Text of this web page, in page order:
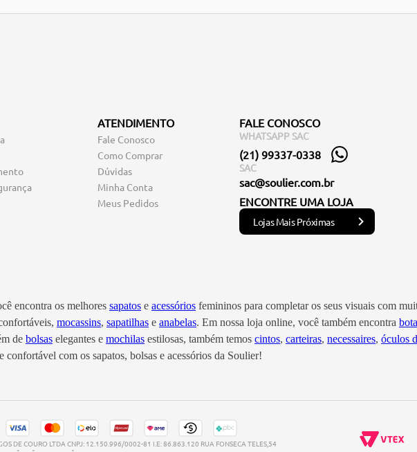
ATENDIMENTO
Fale Conosco
Como Comprar
Dúvidas
Minha Conta
Meus Pedidos
FALE CONOSCO
WHATSAPP SAC
(21) 99337-0338
SAC
sac@soulier.com.br
ENCONTRE UMA LOJA
Lojas Mais Próximas
encontra os melhores sapatos e acessórios femininos para completar os seus visuais com
mocassins, sapatilhas e anabelas. Em nossa loja online, você também encontra
de bolsas elegantes e mochilas estilosas, também temos cintos, carteiras, necessaires, óculos
com os sapatos, bolsas e acessórios da Soulier!
DE COURO LTDA CNPJ: 12.150.996/0002-81 I.E: 86.863.120 RUA FONSECA TELES,54